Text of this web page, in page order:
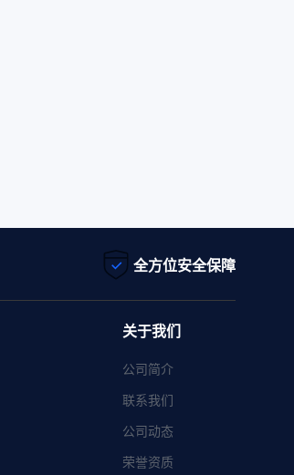
全方位安全保障
关于我们
公司简介
联系我们
公司动态
荣誉资质